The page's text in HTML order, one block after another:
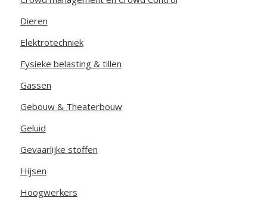
Dieren
Elektrotechniek
Fysieke belasting & tillen
Gassen
Gebouw & Theaterbouw
Geluid
Gevaarlijke stoffen
Hijsen
Hoogwerkers